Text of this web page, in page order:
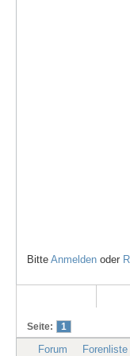
Bitte Anmelden oder
Seite: 1
Forum Forenliste